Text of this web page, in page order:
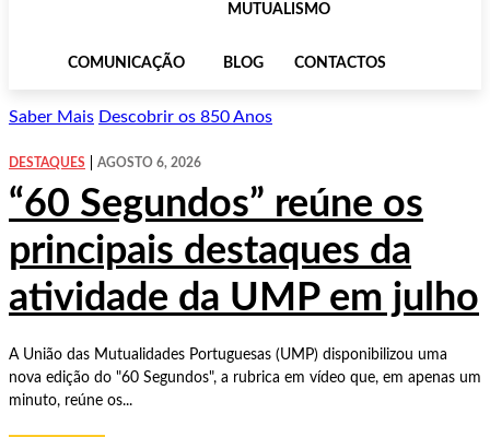
MUTUALISMO
COMUNICAÇÃO BLOG CONTACTOS
Saber Mais Descobrir os 850 Anos
DESTAQUES AGOSTO 6, 2026
“60 Segundos” reúne os
principais destaques da
atividade da UMP em julho
A União das Mutualidades Portuguesas (UMP) disponibilizou uma
nova edição do "60 Segundos", a rubrica em vídeo que, em apenas um
minuto, reúne os...